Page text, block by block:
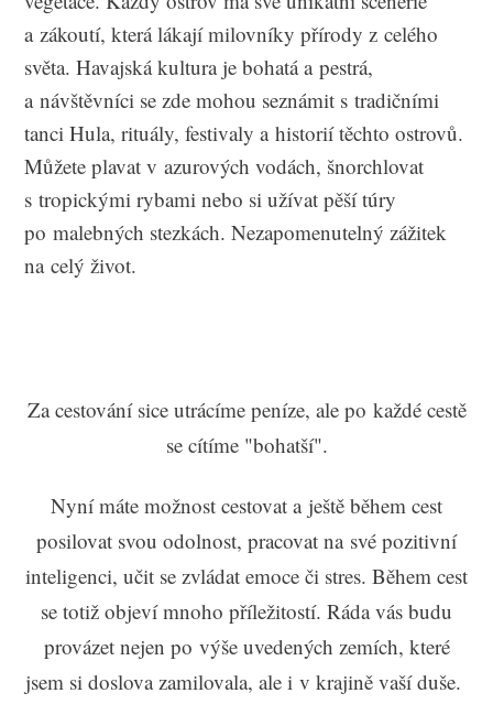
a zákoutí, která lákají milovníky přírody z celého
světa. Havajská kultura je bohatá a pestrá,
a návštěvníci se zde mohou seznámit s tradičními
tanci Hula, rituály, festivaly a historií těchto ostrovů.
Můžete plavat v azurových vodách, šnorchlovat
s tropickými rybami nebo si užívat pěší túry
po malebných stezkách. Nezapomenutelný zážitek
na celý život.
Za cestování sice utrácíme peníze, ale po každé cestě
se cítíme "bohatší".
Nyní máte možnost cestovat a ještě během cest
posilovat svou odolnost, pracovat na své pozitivní
inteligenci, učit se zvládat emoce či stres. Během cest
se totiž objeví mnoho příležitostí. Ráda vás budu
provázet nejen po výše uvedených zemích, které
jsem si doslova zamilovala, ale i v krajině vaší duše.